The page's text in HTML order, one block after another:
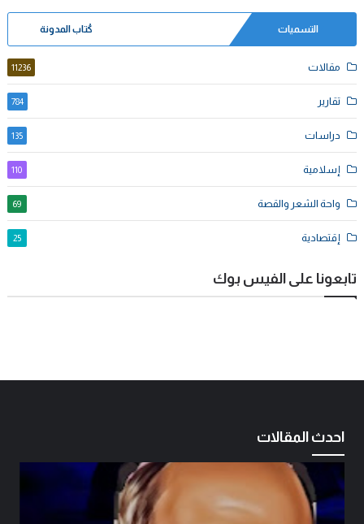
التسميات كُتاب المدونة
مقالات 11236
تقارير 784
دراسات 135
إسلامية 110
واحة الشعر والقصة 69
إقتصادية 25
تابعونا على الفيس بوك
احدث المقالات